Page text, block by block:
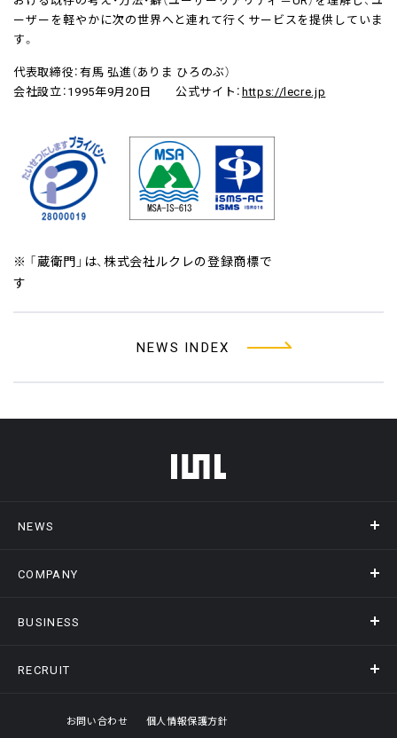
ーザーを軽やかに次の世界へと連れて行くサービスを提供していま
す。
代表取締役：有馬 弘進（ありま ひろのぶ）
会社設立：1995年9月20日 公式サイト：https://lecre.jp
※ 「蔵衛門」は、株式会社ルクレの登録商標で
す
NEWS INDEX
フッターメニュー
NEWS
ニュース
COMPANY
会社概要
オフィスギャラリー
BUSINESS
事業情報トップ
RECRUIT
採用情報トップ
お問い合わせ 個人情報保護方針